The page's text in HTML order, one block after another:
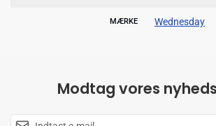
MÆRKE Wednesday
Modtag vores